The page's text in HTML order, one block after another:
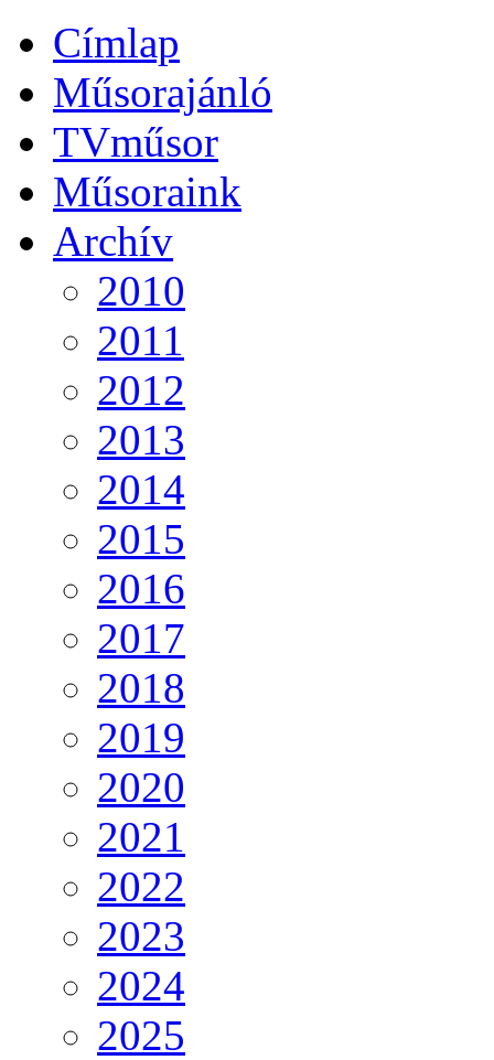
Címlap
Műsorajánló
TVműsor
Műsoraink
Archív
2010
2011
2012
2013
2014
2015
2016
2017
2018
2019
2020
2021
2022
2023
2024
2025